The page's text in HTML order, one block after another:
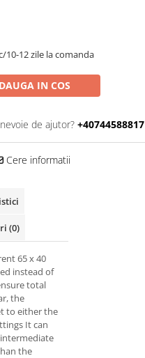
10-12 zile la comanda
IN COS
de ajutor? +40744588817
Cere informatii
(0)
65 x 40
instead of
total
the
to either the
It can
the